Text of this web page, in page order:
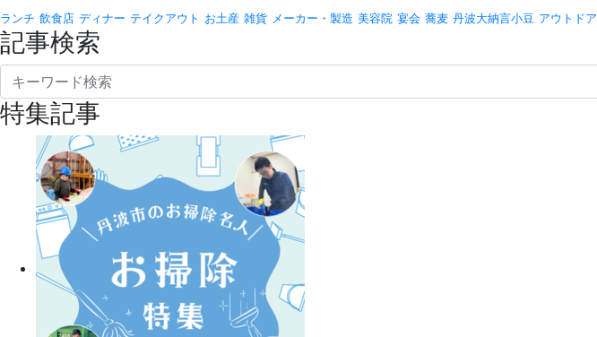
ランチ 飲食店 ディナー テイクアウト お土産 雑貨 メーカー・製造 美容院 宴会 蕎麦 丹波大納言小豆 アウトドア
記事検索
特集記事